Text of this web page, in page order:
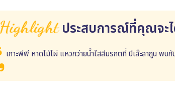
Highlight ประสบการณ์ที่คุณจะ
เกาะพีพี หาดไม้ไผ่ แหวกว่ายน้ำใสสีมรกตที่ ปิเล๊ะลากูน พ